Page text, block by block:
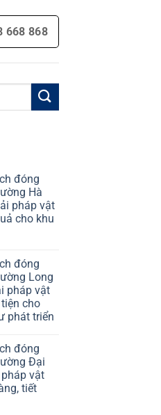
668 868
đóng
Hà
pháp vật
cho khu
đóng
Long
pháp vật
cho
phát triển
đóng
Đại
vật
tiết